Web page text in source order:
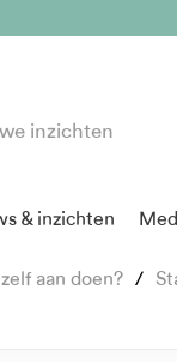
inzichten
& inzichten
aan doen?